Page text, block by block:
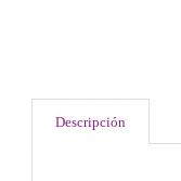
Descripción